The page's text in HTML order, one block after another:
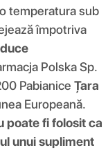
temperatura sub
împotriva
Polska Sp.
Pabianice Țara
Europeană.
poate fi folosit ca
unui supliment